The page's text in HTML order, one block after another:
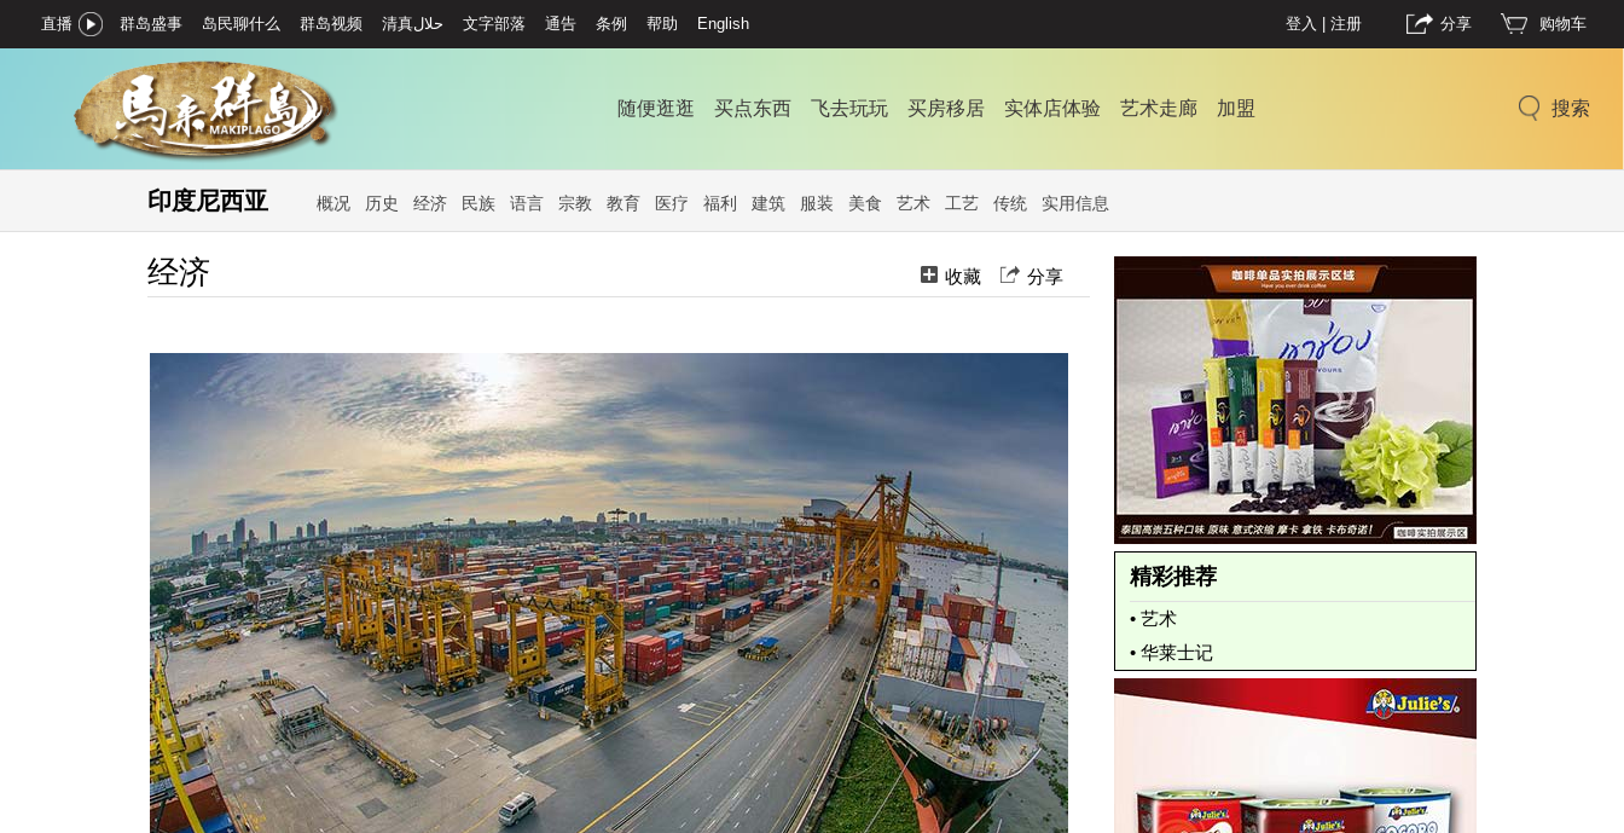
直播 群岛盛事 岛民聊什么 群岛视频 文字部落 通告 条例 帮助 English 登入 注册 分享 购物车
随便逛逛 买点东西 飞去玩玩 买房移居 实体店体验 艺术走廊 加盟 搜索
印度尼西亚 概况 历史 经济 民族 语言 宗教 教育 医疗 福利 建筑 服装 美食 艺术 工艺 传统 实用信息
经济 收藏 分享
精彩推荐
• 艺术
• 华莱士记